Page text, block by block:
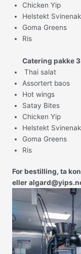
Chicken Yip
Helstekt
Goma Greens
Ris
Catering pakke
Thai salat
Assortert baos
Hot wings
Satay Bites
Chicken Yip
Helstekt
Goma Greens
Ris
For bestilling, ta
eller